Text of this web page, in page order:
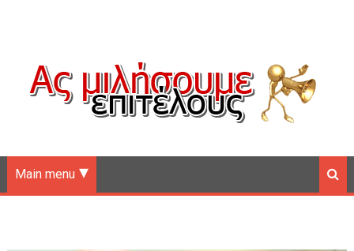
Main menu